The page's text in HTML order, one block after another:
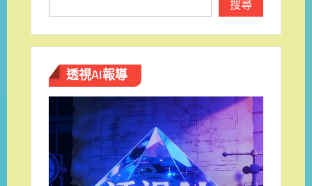
搜尋
透視AI報導